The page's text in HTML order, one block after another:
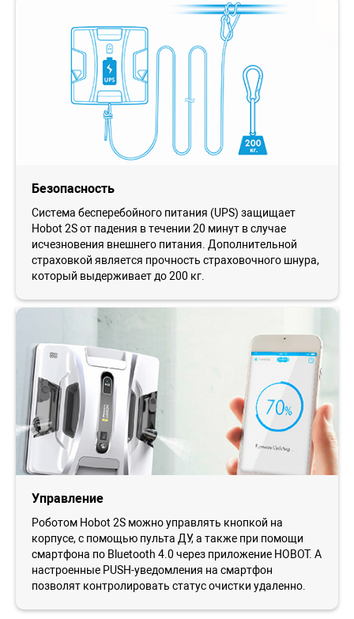
Безопасность
Система бесперебойного питания (UPS) защищает
Hobot 2S от падения в течении 20 минут в случае
исчезновения внешнего питания. Дополнительной
страховкой является прочность страховочного шнура,
который выдерживает до 200 кг.
Управление
Роботом Hobot 2S можно управлять кнопкой на
корпусе, с помощью пульта ДУ, а также при помощи
смартфона по Bluetooth 4.0 через приложение HOBOT. А
настроенные PUSH-уведомления на смартфон
позволят контролировать статус очистки удаленно.